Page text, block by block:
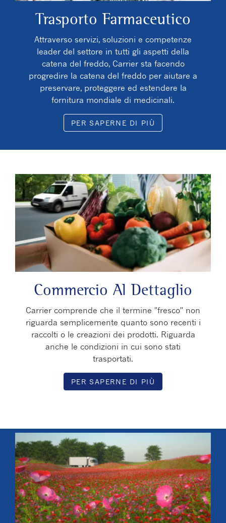
Trasporto Farmaceutico
Attraverso servizi, soluzioni e competenze
leader del settore in tutti gli aspetti della
catena del freddo, Carrier sta facendo
progredire la catena del freddo per aiutare a
preservare, proteggere ed estendere la
fornitura mondiale di medicinali.
PER SAPERNE DI PIÙ
Commercio Al Dettaglio
Carrier comprende che il termine "fresco" non
riguarda semplicemente quanto sono recenti i
raccolti o le creazioni dei prodotti. Riguarda
anche le condizioni in cui sono stati
trasportati.
PER SAPERNE DI PIÙ